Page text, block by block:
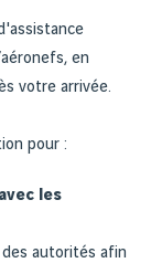
en
votre arrivée.
pour :
les
des autorités afin